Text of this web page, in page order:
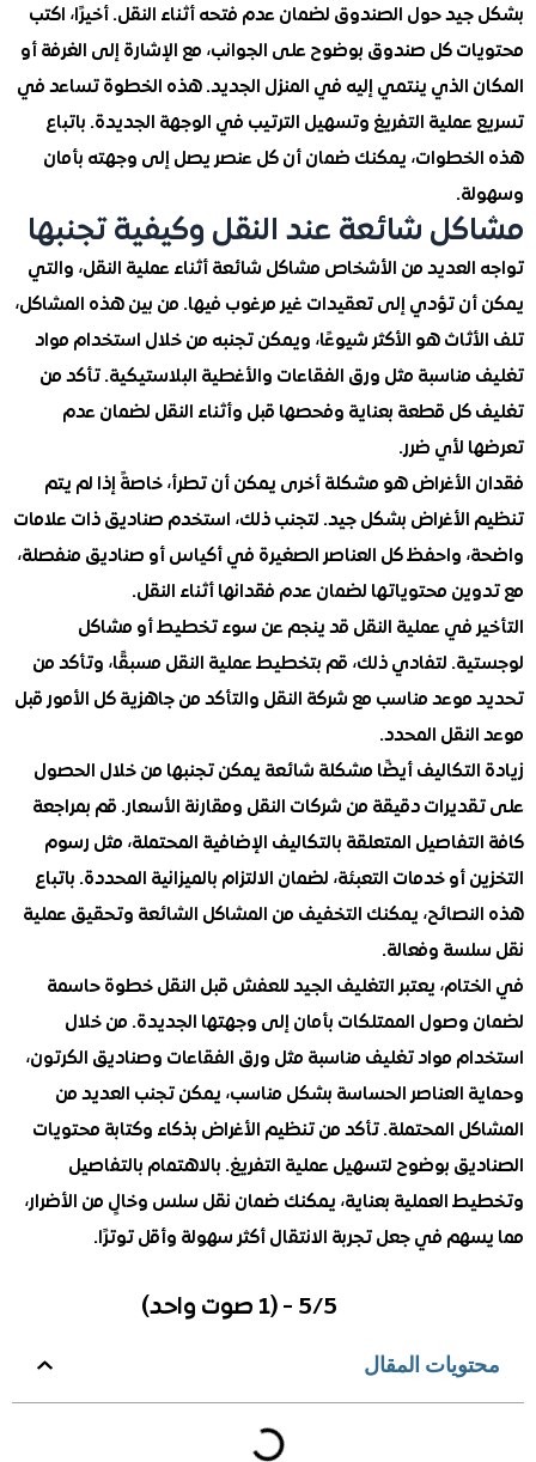
حول الصندوق لضمان عدم فتحه أثناء النقل. أخيرًا، اكتب
كل صندوق بوضوح على الجوانب، مع الإشارة إلى الغرفة أو
الذي ينتمي إليه في المنزل الجديد. هذه الخطوة تساعد في
التفريغ وتسهيل الترتيب في الوجهة الجديدة. باتباع
يمكنك ضمان أن كل عنصر يصل إلى وجهته بأمان
شائعة عند النقل وكيفية تجنبها
من الأشخاص مشاكل شائعة أثناء عملية النقل، والتي
تؤدي إلى تعقيدات غير مرغوب فيها. من بين هذه المشاكل،
هو الأكثر شيوعًا، ويمكن تجنبه من خلال استخدام مواد
مثل ورق الفقاعات والأغطية البلاستيكية. تأكد من
قطعة بعناية وفحصها قبل وأثناء النقل لضمان عدم
لأي ضرر.
هو مشكلة أخرى يمكن أن تطرأ، خاصةً إذا لم يتم
بشكل جيد. لتجنب ذلك، استخدم صناديق ذات علامات
واحفظ كل العناصر الصغيرة في أكياس أو صناديق منفصلة،
محتوياتها لضمان عدم فقدانها أثناء النقل.
في عملية النقل قد ينجم عن سوء تخطيط أو مشاكل
لتفادي ذلك، قم بتخطيط عملية النقل مسبقًا، وتأكد من
مناسب مع شركة النقل والتأكد من جاهزية كل الأمور قبل
المحدد.
أيضًا مشكلة شائعة يمكن تجنبها من خلال الحصول
دقيقة من شركات النقل ومقارنة الأسعار. قم بمراجعة
المتعلقة بالتكاليف الإضافية المحتملة، مثل رسوم
أو خدمات التعبئة، لضمان الالتزام بالميزانية المحددة. باتباع
يمكنك التخفيف من المشاكل الشائعة وتحقيق عملية
وفعالة.
يعتبر التغليف الجيد للعفش قبل النقل خطوة حاسمة
الممتلكات بأمان إلى وجهتها الجديدة. من خلال
مواد تغليف مناسبة مثل ورق الفقاعات وصناديق الكرتون،
العناصر الحساسة بشكل مناسب، يمكن تجنب العديد من
المحتملة. تأكد من تنظيم الأغراض بذكاء وكتابة محتويات
بوضوح لتسهيل عملية التفريغ. بالاهتمام بالتفاصيل
العملية بعناية، يمكنك ضمان نقل سلس وخالٍ من الأضرار،
في جعل تجربة الانتقال أكثر سهولة وأقل توترًا.
المقال